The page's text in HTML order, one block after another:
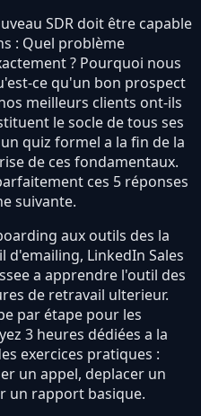
SDR doit être capable
: Quel problème
? Pourquoi nous
ce qu'un bon prospect
meilleurs clients ont-ils
le socle de tous ses
quiz formel a la fin de la
de ces fondamentaux.
ces 5 réponses
suivante.
aux outils des la
d'emailing, LinkedIn Sales
a apprendre l'outil des
de retravail ulterieur.
par étape pour les
3 heures dédiées a la
exercices pratiques :
un appel, deplacer un
un rapport basique.